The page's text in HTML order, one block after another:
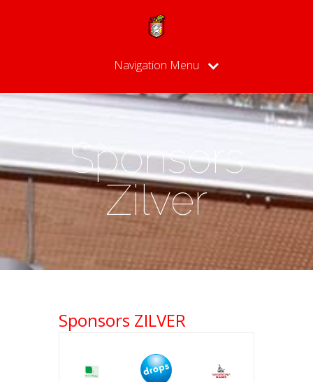
Navigation Menu
Sponsors
Zilver
Sponsors ZILVER